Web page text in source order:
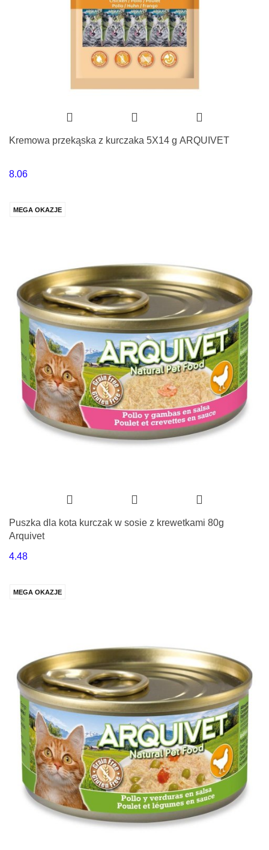
Kremowa przekąska z kurczaka 5X14 g ARQUIVET
8.06
MEGA OKAZJE
Puszka dla kota kurczak w sosie z krewetkami 80g
Arquivet
4.48
MEGA OKAZJE